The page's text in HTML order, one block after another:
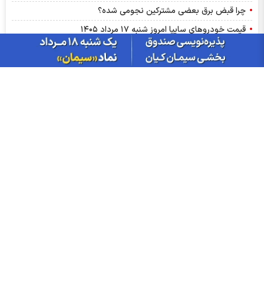
چرا قبض برق بعضی مشترکین نجومی شده؟
قیمت خودرو‌های سایپا امروز شنبه ۱۷ مرداد ۱۴۰۵
قیمت خودرو‌های ایران خودرو شنبه ۱۷ مرداد ۱۴۰۵
خبر مهم برای سهامداران ۳ نماد؛ مهلت استفاده از حق تقدم مشخص